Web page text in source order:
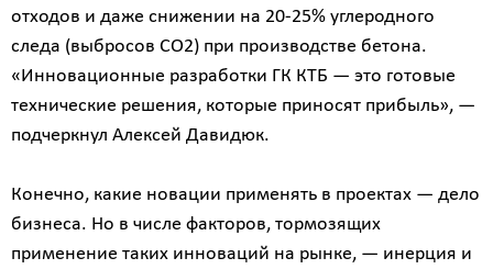
отходов и даже снижении на 20-25% углеродного
следа (выбросов СО2) при производстве бетона.
«Инновационные разработки ГК КТБ — это готовые
технические решения, которые приносят прибыль», —
подчеркнул Алексей Давидюк.
Конечно, какие новации применять в проектах — дело
бизнеса. Но в числе факторов, тормозящих
применение таких инноваций на рынке, — инерция и